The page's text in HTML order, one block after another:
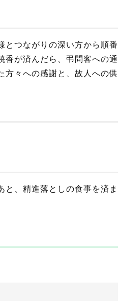
とつながりの深い方から順番
香が済んだら、弔問客への通
方々への感謝と、故人への供
、精進落としの食事を済ま